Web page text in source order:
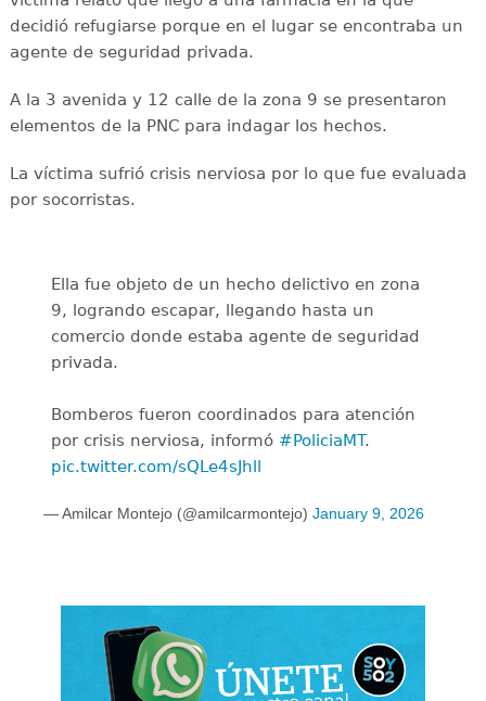
decidió refugiarse porque en el lugar se encontraba un
agente de seguridad privada.
A la 3 avenida y 12 calle de la zona 9 se presentaron
elementos de la PNC para indagar los hechos.
La víctima sufrió crisis nerviosa por lo que fue evaluada
por socorristas.
Ella fue objeto de un hecho delictivo en zona
9, logrando escapar, llegando hasta un
comercio donde estaba agente de seguridad
privada.
Bomberos fueron coordinados para atención
por crisis nerviosa, informó #PoliciaMT.
pic.twitter.com/sQLe4sJhll
— Amilcar Montejo (@amilcarmontejo) January 9, 2026